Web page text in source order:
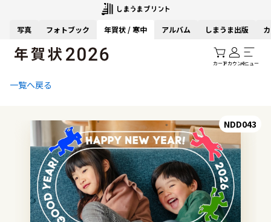
写真 フォトブック 年賀状 / 寒中 アルバム しまうま出版
カートアカウントメニュー
一覧へ戻る
NDD043